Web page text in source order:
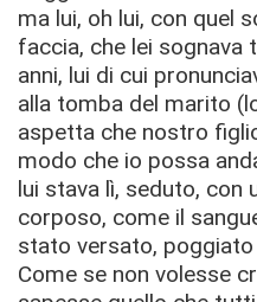
ma lui, oh lui, con quel
faccia, che lei
anni, lui di cui
alla tomba del marito
aspetta che nostro
modo che io possa
lui stava lì, seduto, con
corposo, come il
stato versato,
Come se non volesse